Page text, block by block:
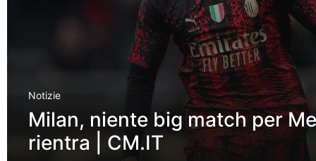
Notizie
Milan, niente big match per
rientra | CM.IT